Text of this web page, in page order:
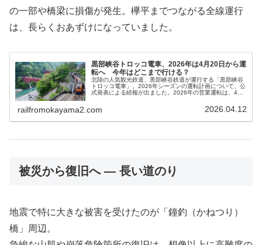
の一部や橋梁に損傷が発生。欅平までつながる全線運行
は、長らくおあずけになっていました。
黒部峡谷トロッコ電車、2026年は4月20日から運
転へ 今年はどこまで行ける？
北陸の人気観光鉄道、黒部峡谷鉄道が運行する「黒部峡谷
トロッコ電車」。2026年シーズンの運転計画について、公
式発表による続報が出ました。2026年の営業運転は、4月
railfromokayama2.com 2026.04.12
被災から復旧へ — 長い道のり
地震で特に大きな被害を受けたのが「鐘釣（かねつり）
橋」周辺。